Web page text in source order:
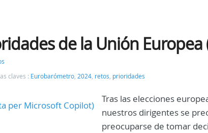
de la Unión Europea
claves : Eurobarómetro 2024 retos prioridades
Tras las elecciones
nuestros dirigentes se
preocuparse de tomar